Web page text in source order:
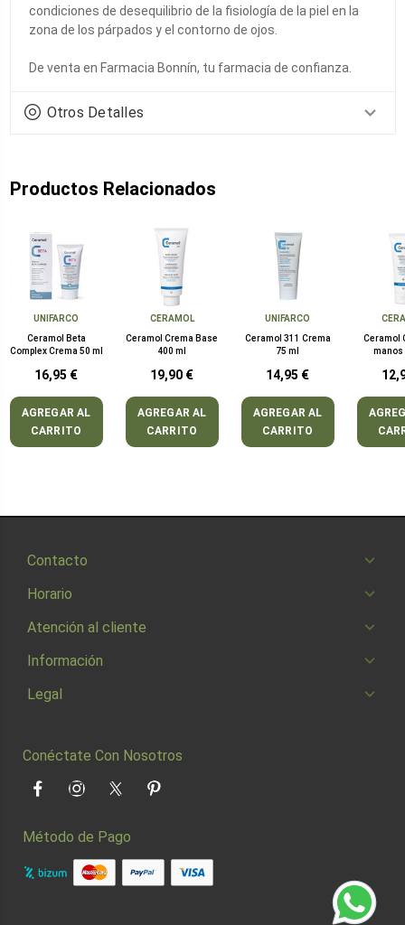
condiciones de desequilibrio de la fisiología de la piel en la
zona de los párpados y el contorno de ojos.​
De venta en Farmacia Bonnín, tu farmacia de confianza.
Otros Detalles
Productos Relacionados
UNIFARCO
Ceramol Beta
Complex Crema 50 ml
16,95 €
AGREGAR AL
CARRITO
CERAMOL
Ceramol Crema Base
400 ml
19,90 €
AGREGAR AL
CARRITO
UNIFARCO
Ceramol 311 Crema
75 ml
14,95 €
AGREGAR AL
CARRITO
Ceramol
manos
Contacto
Horario
Atención al cliente
Información
Legal
Conéctate Con Nosotros
FacebookInstagramTwitter Pinterest
Método de Pago